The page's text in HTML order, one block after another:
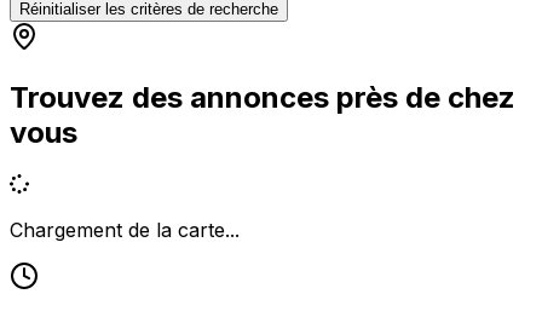
Réinitialiser les critères de recherche
Trouvez des annonces près de chez
vous
Chargement de la carte...